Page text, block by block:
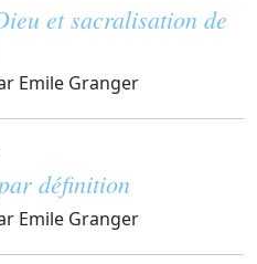
et sacralisation de
Emile Granger
définition
Emile Granger